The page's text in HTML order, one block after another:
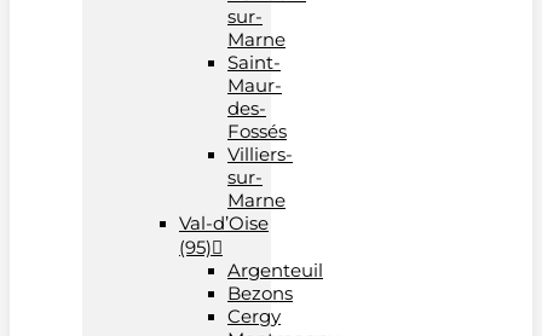
sur-
Marne
Saint-
Maur-
des-
Fossés
Villiers-
sur-
Marne
Val-d’Oise
(95)
Argenteuil
Bezons
Cergy